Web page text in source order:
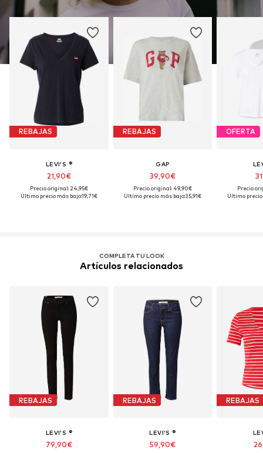
REBAJAS
LEVI'S ®
21,90€
Precio original: 24,95€
Último precio más bajo:19,71€
REBAJAS
GAP
39,90€
Precio original: 49,90€
Último precio más bajo:35,91€
OFERTA
Precio
Último precio
COMPLETA TU LOOK
Artículos relacionados
REBAJAS
LEVI'S ®
79,90€
REBAJAS
LEVI'S ®
59,90€
REBAJAS